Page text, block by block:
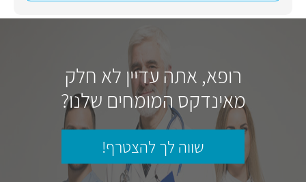
רופא, אתה עדיין לא חלק
מאינדקס המומחים שלנו?
שווה לך להצטרף!